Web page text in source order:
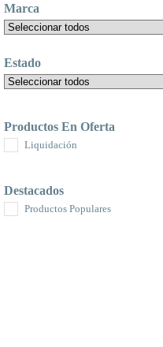
Marca
Estado
Productos En Oferta
Liquidación
Destacados
Productos Populares